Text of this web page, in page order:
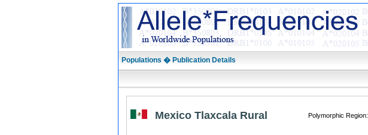
Populations � Publication Details
Mexico Tlaxcala Rural Polymorphic Region: